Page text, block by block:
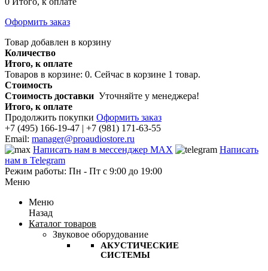
Оформить заказ
Товар добавлен в корзину
Количество
Итого, к оплате
Товаров в корзине: 0. Сейчас в корзине 1 товар.
Стоимость
Стоимость доставки Уточняйте у менеджера!
Итого, к оплате
Продолжить покупки Оформить заказ
+7 (495) 166-19-47 | +7 (981) 171-63-55
Email: manager@proaudiostore.ru
Написать нам в мессенджер MAX
Написать
нам в Telegram
Режим работы: Пн - Пт с 9:00 до 19:00
Меню
Меню
Назад
Каталог товаров
Звуковое оборудование
АКУСТИЧЕСКИЕ
СИСТЕМЫ